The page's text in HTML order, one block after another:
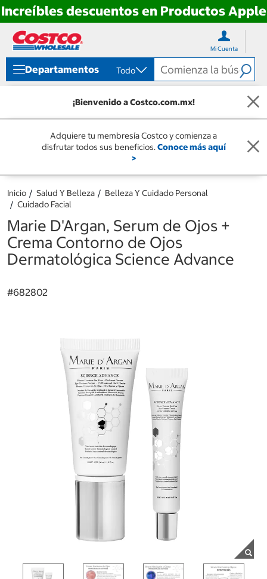
Increíbles descuentos en Productos Apple
directo
contenido
directo
menú
navegación
Mi Cuenta
Departamentos Todo
¡Bienvenido a Costco.com.mx!
Adquiere tu membresía Costco y comienza a
disfrutar todos sus beneficios.Conoce más aquí
>
Inicio Salud Y Belleza
Belleza Y Cuidado Personal
Cuidado Facial
Marie D'Argan, Serum de Ojos +
Crema Contorno de Ojos
Dermatológica Science Advance
#682802